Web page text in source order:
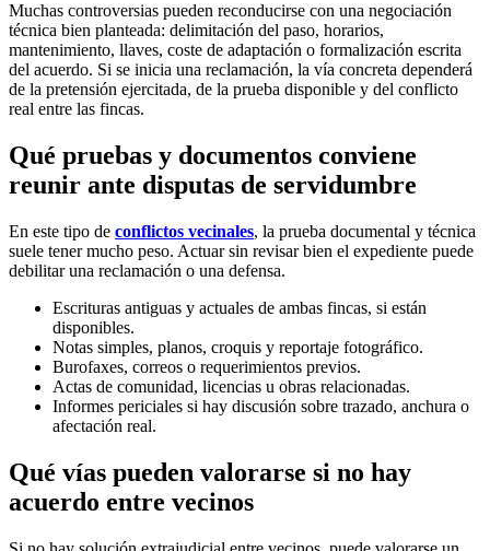
Muchas controversias pueden reconducirse con una negociación
técnica bien planteada: delimitación del paso, horarios,
mantenimiento, llaves, coste de adaptación o formalización escrita
del acuerdo. Si se inicia una reclamación, la vía concreta dependerá
de la pretensión ejercitada, de la prueba disponible y del conflicto
real entre las fincas.
Qué pruebas y documentos conviene
reunir ante disputas de servidumbre
En este tipo de conflictos vecinales, la prueba documental y técnica
suele tener mucho peso. Actuar sin revisar bien el expediente puede
debilitar una reclamación o una defensa.
Escrituras antiguas y actuales de ambas fincas, si están
disponibles.
Notas simples, planos, croquis y reportaje fotográfico.
Burofaxes, correos o requerimientos previos.
Actas de comunidad, licencias u obras relacionadas.
Informes periciales si hay discusión sobre trazado, anchura o
afectación real.
Qué vías pueden valorarse si no hay
acuerdo entre vecinos